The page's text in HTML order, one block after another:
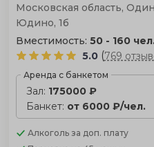
Московская область,
Юдино, 1б
Вместимость: 50 - 160
5.0 (769
Аренда с банкетом
Зал: 175000 ₽
Банкет: от 6000 ₽/чел.
Алкоголь за доп. плату